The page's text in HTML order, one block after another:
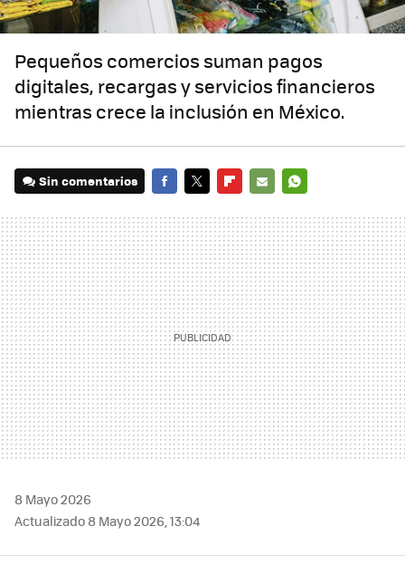
Pequeños comercios suman pagos
digitales, recargas y servicios financieros
mientras crece la inclusión en México.
Sin comentarios
MAIL
8 Mayo 2026
Actualizado 8 Mayo 2026, 13:04